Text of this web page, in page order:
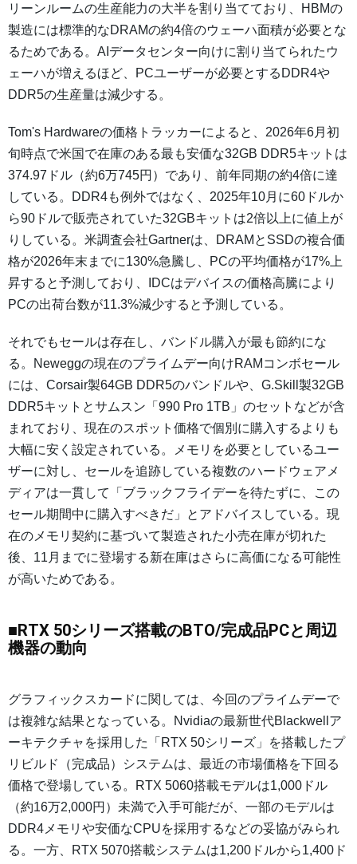
リーンルームの生産能力の大半を割り当てており、HBMの
製造には標準的なDRAMの約4倍のウェーハ面積が必要とな
るためである。AIデータセンター向けに割り当てられたウ
ェーハが増えるほど、PCユーザーが必要とするDDR4や
DDR5の生産量は減少する。
Tom's Hardwareの価格トラッカーによると、2026年6月初
旬時点で米国で在庫のある最も安価な32GB DDR5キットは
374.97ドル（約6万745円）であり、前年同期の約4倍に達
している。DDR4も例外ではなく、2025年10月に60ドルか
ら90ドルで販売されていた32GBキットは2倍以上に値上が
りしている。米調査会社Gartnerは、DRAMとSSDの複合価
格が2026年末までに130%急騰し、PCの平均価格が17%上
昇すると予測しており、IDCはデバイスの価格高騰により
PCの出荷台数が11.3%減少すると予測している。
それでもセールは存在し、バンドル購入が最も節約にな
る。Neweggの現在のプライムデー向けRAMコンボセール
には、Corsair製64GB DDR5のバンドルや、G.Skill製32GB
DDR5キットとサムスン「990 Pro 1TB」のセットなどが含
まれており、現在のスポット価格で個別に購入するよりも
大幅に安く設定されている。メモリを必要としているユー
ザーに対し、セールを追跡している複数のハードウェアメ
ディアは一貫して「ブラックフライデーを待たずに、この
セール期間中に購入すべきだ」とアドバイスしている。現
在のメモリ契約に基づいて製造された小売在庫が切れた
後、11月までに登場する新在庫はさらに高価になる可能性
が高いためである。
■RTX 50シリーズ搭載のBTO/完成品PCと周辺
機器の動向
グラフィックスカードに関しては、今回のプライムデーで
は複雑な結果となっている。Nvidiaの最新世代Blackwellア
ーキテクチャを採用した「RTX 50シリーズ」を搭載したプ
リビルド（完成品）システムは、最近の市場価格を下回る
価格で登場している。RTX 5060搭載モデルは1,000ドル
（約16万2,000円）未満で入手可能だが、一部のモデルは
DDR4メモリや安価なCPUを採用するなどの妥協がみられ
る。一方、RTX 5070搭載システムは1,200ドルから1,400ド